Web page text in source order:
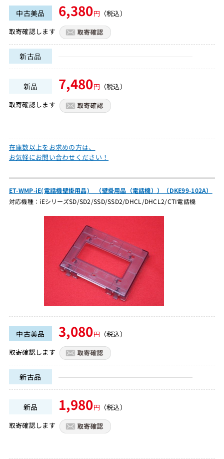
中古美品 6,380円 （税込）
取寄確認します
新古品
新品 7,480円 （税込）
取寄確認します
在庫数以上をお求めの方は、
お気軽にお問い合わせください！
ET-WMP-iE(電話機壁掛用品) （壁掛用品（電話機））（DKE99-102A）
対応機種：iEシリーズSD/SD2/SSD/SSD2/DHCL/DHCL2/CTI電話機
中古美品 3,080円 （税込）
取寄確認します
新古品
新品 1,980円 （税込）
取寄確認します